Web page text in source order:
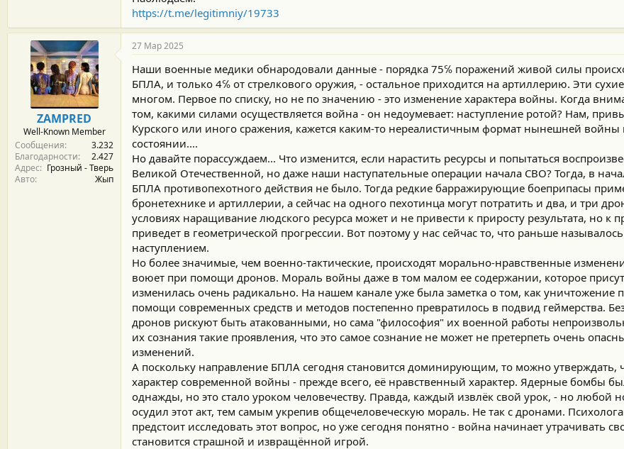
https://t.me/legitimniy/19733
ZAMPRED
Well-Known Member
Сообщения
3.232
Благодарности
2.427
Адрес
Грозный - Тверь
Авто
Жып
27 Мар 2025
Наши военные медики обнародовали данные - порядка 75℅ поражений живой силы
БПЛА, и только 4℅ от стрелкового оружия, - остальное приходится на артиллерию. Эти
многом. Первое по списку, но не по значению - это изменение характера войны. Когда
том, какими силами осуществляется война - он недоумевает: наступление ротой? Нам,
Курского или иного сражения, кажется каким-то нереалистичным формат нынешней войны
состоянии....
Но давайте порассуждаем... Что изменится, если нарастить ресурсы и попытаться
Великой Отечественной, но даже наши наступательные операции начала СВО? Тогда, в
БПЛА противопехотного действия не было. Тогда редкие барражирующие боеприпасы
бронетехнике и артиллерии, а сейчас на одного пехотинца могут потратить и два, и три
условиях наращивание людского ресурса может и не привести к приросту результата, но к
приведет в геометрической прогрессии. Вот поэтому у нас сейчас то, что раньше
наступлением.
Но более значимые, чем военно-тактические, происходят морально-нравственные
воюет при помощи дронов. Мораль войны даже в том малом ее содержании, которое
изменилась очень радикально. На нашем канале уже была заметка о том, как уничтожение
помощи современных средств и методов постепенно превратилось в подвид геймерства.
дронов рискуют быть атакованными, но сама "философия" их военной работы
их сознания такие проявления, что это самое сознание не может не претерпеть очень
изменений.
А поскольку направление БПЛА сегодня становится доминирующим, то можно утверждать,
характер современной войны - прежде всего, её нравственный характер. Ядерные бомбы
однажды, но это стало уроком человечеству. Правда, каждый извлёк свой урок, - но любой
осудил этот акт, тем самым укрепив общечеловеческую мораль. Не так с дронами.
предстоит исследовать этот вопрос, но уже сегодня понятно - война начинает утрачивать
становится страшной и извращённой игрой.